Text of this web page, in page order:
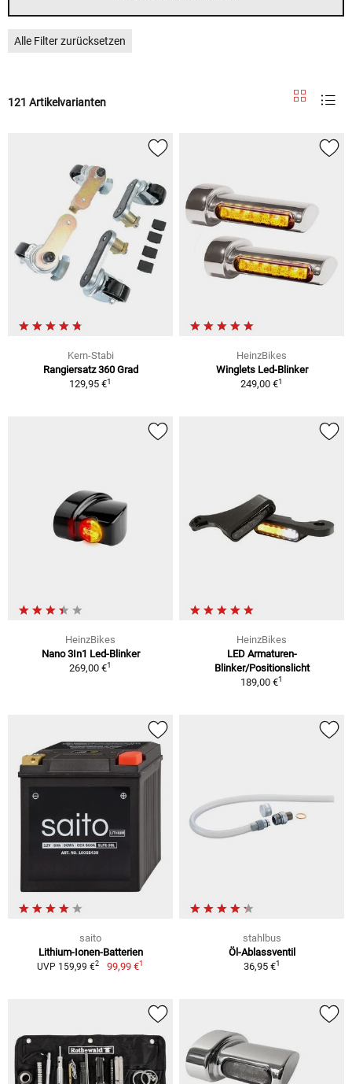
Alle Filter zurücksetzen
121 Artikelvarianten
Kern-Stabi
Rangiersatz 360 Grad
129,95 €1
HeinzBikes
Winglets Led-Blinker
249,00 €1
HeinzBikes
Nano 3In1 Led-Blinker
269,00 €1
HeinzBikes
LED Armaturen-
Blinker/Positionslicht
189,00 €1
saito
Lithium-Ionen-Batterien
UVP 159,99 €2 99,99 €1
stahlbus
Öl-Ablassventil
36,95 €1